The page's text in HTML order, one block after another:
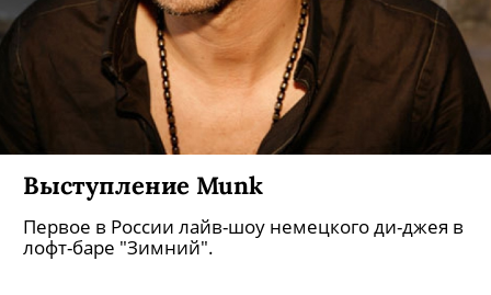
Выступление Munk
Первое в России лайв-шоу немецкого ди-джея в
лофт-баре "Зимний".